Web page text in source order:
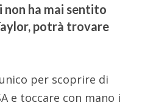
non ha mai sentito
potrà trovare
per scoprire di
e toccare con mano i